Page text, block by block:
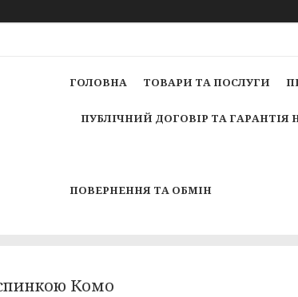
ГОЛОВНА ТОВАРИ ТА ПОСЛУГИ
ПУБЛІЧНИЙ ДОГОВІР ТА
ПОВЕРНЕННЯ ТА ОБМІН
Комо